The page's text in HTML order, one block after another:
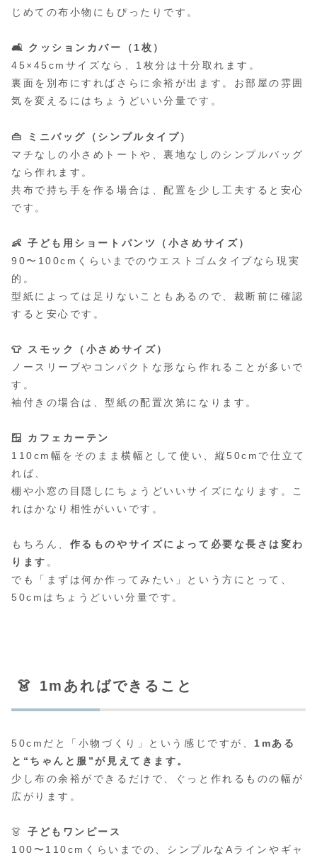
じめての布小物にもぴったりです。
🛋 クッションカバー（1枚）
45×45cmサイズなら、1枚分は十分取れます。
裏面を別布にすればさらに余裕が出ます。お部屋の雰囲
気を変えるにはちょうどいい分量です。
👜 ミニバッグ（シンプルタイプ）
マチなしの小さめトートや、裏地なしのシンプルバッグ
なら作れます。
共布で持ち手を作る場合は、配置を少し工夫すると安心
です。
👶 子ども用ショートパンツ（小さめサイズ）
90〜100cmくらいまでのウエストゴムタイプなら現実
的。
型紙によっては足りないこともあるので、裁断前に確認
すると安心です。
👕 スモック（小さめサイズ）
ノースリーブやコンパクトな形なら作れることが多いで
す。
袖付きの場合は、型紙の配置次第になります。
🪟 カフェカーテン
110cm幅をそのまま横幅として使い、縦50cmで仕立て
れば、
棚や小窓の目隠しにちょうどいいサイズになります。こ
れはかなり相性がいいです。
もちろん、 作るものやサイズによって必要な長さは変わ
ります 。
でも「まずは何か作ってみたい」という方にとって、
50cmはちょうどいい分量です。
👗 1mあればできること
50cmだと「小物づくり」という感じですが、 1mある
と“ちゃんと服”が見えてきます。
少し布の余裕ができるだけで、ぐっと作れるものの幅が
広がります。
👗子どもワンピース
100〜110cmくらいまでの、シンプルなAラインやギャ